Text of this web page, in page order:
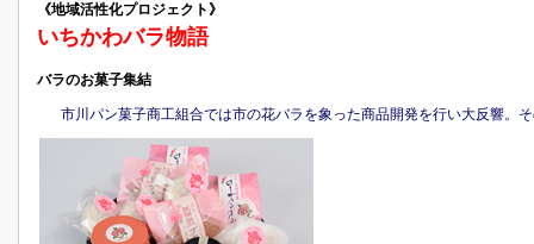
《地域活性化プロジェクト》
いちかわバラ物語
バラのお菓子集結
市川パン菓子商工組合では市の花バラを象った商品開発を行い大反響。